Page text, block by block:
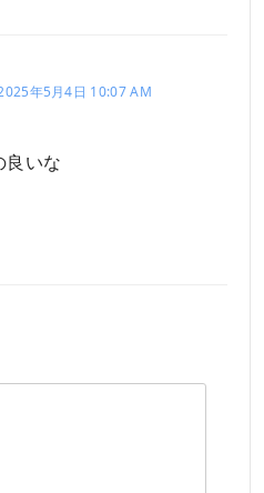
年5月4日 10:07 AM
良いな